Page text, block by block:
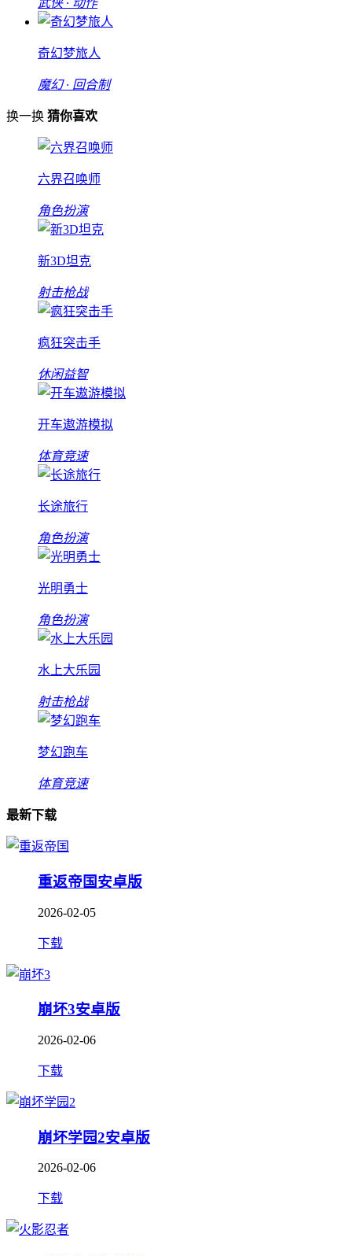
武侠 · 动作
奇幻梦旅人
魔幻 · 回合制
换一换 猜你喜欢
六界召唤师
角色扮演
新3D坦克
射击枪战
疯狂突击手
休闲益智
开车遨游模拟
体育竞速
长途旅行
角色扮演
光明勇士
角色扮演
水上大乐园
射击枪战
梦幻跑车
体育竞速
最新下载
重返帝国安卓版
2026-02-05
下载
崩坏3安卓版
2026-02-06
下载
崩坏学园2安卓版
2026-02-06
下载